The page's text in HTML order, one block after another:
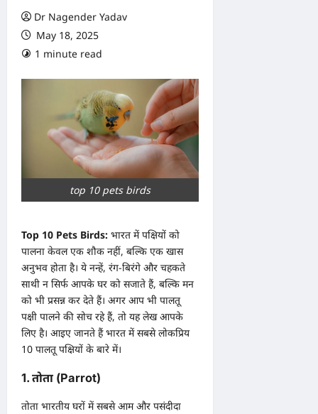
Dr Nagender Yadav
May 18, 2025
1 minute read
top 10 pets birds
Top 10 Pets Birds: भारत में पक्षियों को
पालना केवल एक शौक नहीं, बल्कि एक खास
अनुभव होता है। ये नन्हें, रंग-बिरंगे और चहकते
साथी न सिर्फ आपके घर को सजाते हैं, बल्कि मन
को भी प्रसन्न कर देते हैं। अगर आप भी पालतू
पक्षी पालने की सोच रहे हैं, तो यह लेख आपके
लिए है। आइए जानते हैं भारत में सबसे लोकप्रिय
10 पालतू पक्षियों के बारे में।
1. तोता (Parrot)
तोता भारतीय घरों में सबसे आम और पसंदीदा